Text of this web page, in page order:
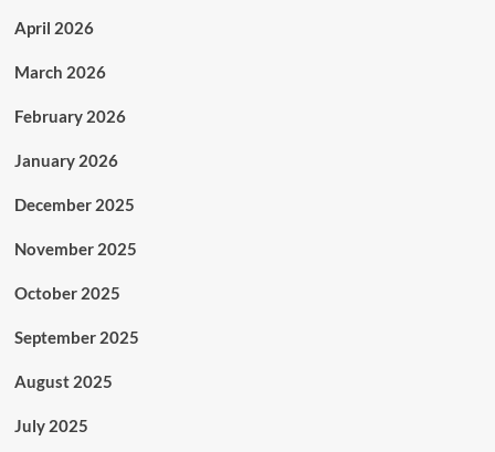
April 2026
March 2026
February 2026
January 2026
December 2025
November 2025
October 2025
September 2025
August 2025
July 2025